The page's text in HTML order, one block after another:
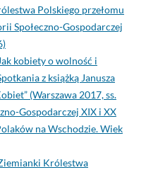
Polskiego przełomu
Społeczno-Gospodarczej
kobiety o wolność i
z książką Janusza
(Warszawa 2017, ss.
Gospodarczej XIX i XX
na Wschodzie. Wiek
Królestwa